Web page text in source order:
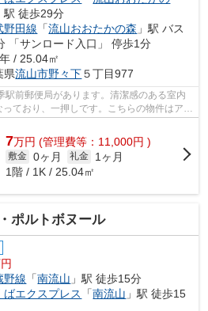
駅 徒歩29分
野田線 「流山おおたかの森 」駅 バス
「サンロード入口」 停歩1分
/ 25.04㎡
県流山市野々下５丁目977
前郵便局があります。清潔感のある室内
ており、一押しです。こちらの物件はアパ
近の物...
7万円 (管理費等：11,000円 )
敷金 0ヶ月 礼金
1ヶ月
1階 / 1K / 25.04㎡
ポルトボヌール
野線 「南流山 」駅 徒歩15分
ばエクスプレス
「南流山 」駅 徒歩15